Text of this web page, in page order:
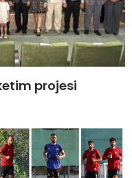
projesi